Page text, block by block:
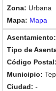
Urbana
Mapa
-